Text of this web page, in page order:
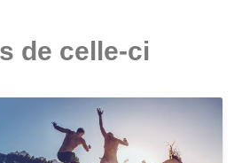
de celle-ci